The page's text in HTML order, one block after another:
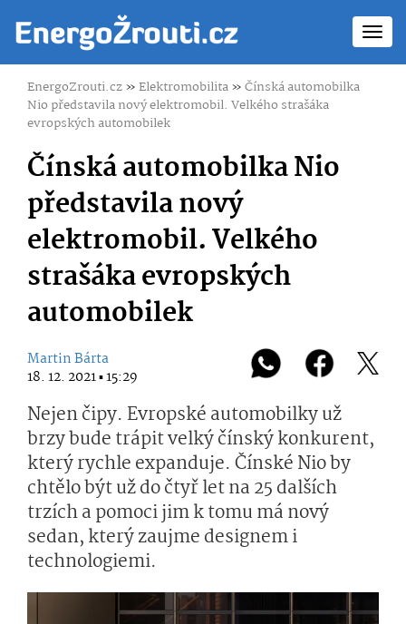
EnergoZrouti.cz»Elektromobilita»Čínská automobilka
Nio představila nový elektromobil. Velkého strašáka
evropských automobilek
Čínská automobilka Nio
představila nový
elektromobil. Velkého
strašáka evropských
automobilek
Martin Bárta
18. 12. 2021 ▪ 15:29
Nejen čipy. Evropské automobilky už
brzy bude trápit velký čínský konkurent,
který rychle expanduje. Čínské Nio by
chtělo být už do čtyř let na 25 dalších
trzích a pomoci jim k tomu má nový
sedan, který zaujme designem i
technologiemi.